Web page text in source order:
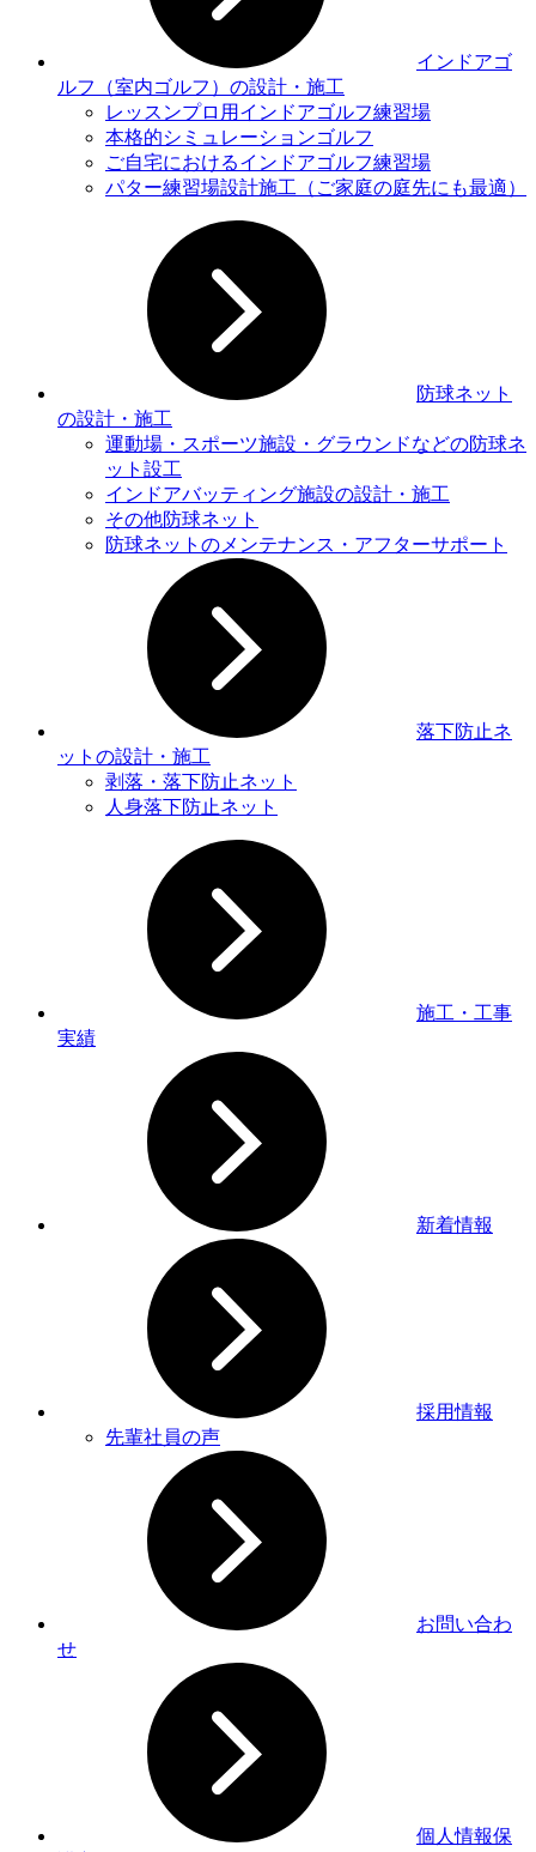
インドアゴ
ルフ（室内ゴルフ）の設計・施工
レッスンプロ用インドアゴルフ練習場
本格的シミュレーションゴルフ
ご自宅におけるインドアゴルフ練習場
パター練習場設計施工（ご家庭の庭先にも最適）
防球ネット
の設計・施工
運動場・スポーツ施設・グラウンドなどの防球ネ
ット設⼯
インドアバッティング施設の設計・施工
その他防球ネット
防球ネットのメンテナンス・アフターサポート
落下防止ネ
ットの設計・施工
剥落・落下防止ネット
人身落下防止ネット
施工・工事
実績
新着情報
採用情報
先輩社員の声
お問い合わ
せ
個人情報保